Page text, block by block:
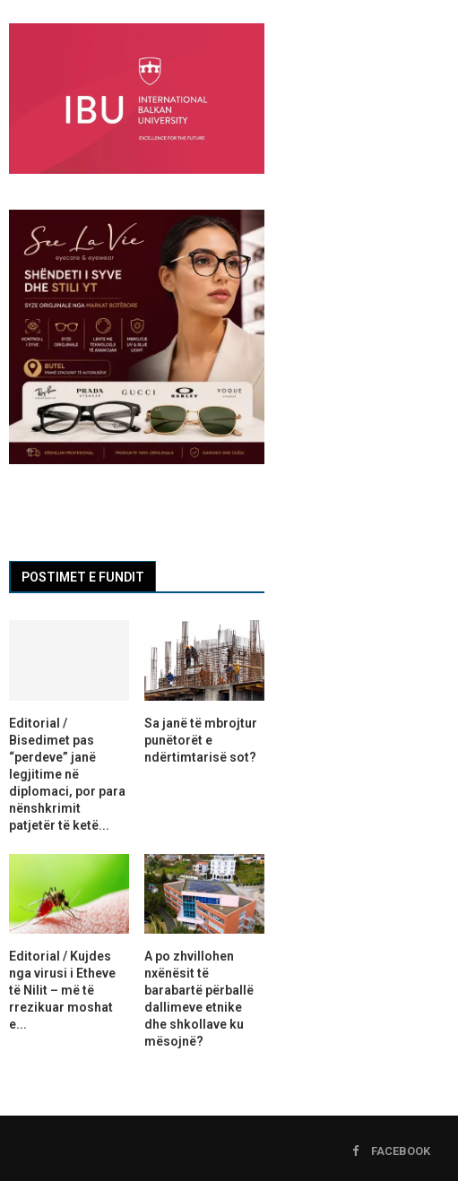
POSTIMET E FUNDIT
Editorial /
Bisedimet pas
“perdeve” janë
legjitime në
diplomaci, por para
nënshkrimit
patjetër të ketë...
Sa janë të mbrojtur
punëtorët e
ndërtimtarisë sot?
Editorial / Kujdes
nga virusi i Etheve
të Nilit – më të
rrezikuar moshat
e...
A po zhvillohen
nxënësit të
barabartë përballë
dallimeve etnike
dhe shkollave ku
mësojnë?
FACEBOOK